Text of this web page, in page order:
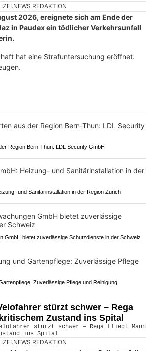
REDAKTION
2026, ereignete sich am Ende der
in Paudex ein tödlicher Verkehrsunfall
hat eine Strafuntersuchung eröffnet.
Region Bern-Thun: LDL Security GmbH
und Sanitärinstallation in der Region Zürich
GmbH bietet zuverlässige Schutzdienste in der Schweiz
Zuverlässige Pflege und Reinigung
stürzt schwer – Rega
Zustand ins Spital
REDAKTION